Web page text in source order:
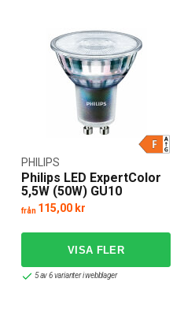
Philips LED ExpertColor
5,5W (50W) GU10
PHILIPS
från 115,00 kr
5 av 6 varianter i webblager